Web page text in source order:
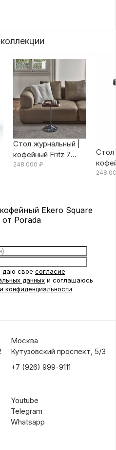
Стол журнальный |
кофейный Fritz 7
Canaletta/Rosso
248 000 ₽
Стол
248
Ekero Square
Porada
даю свое согласие
данных и соглашаюсь
конфиденциальности
Москва
Кутузовский проспект, 5/3
+7 (926) 999-9111
Youtube
Telegram
Whatsapp